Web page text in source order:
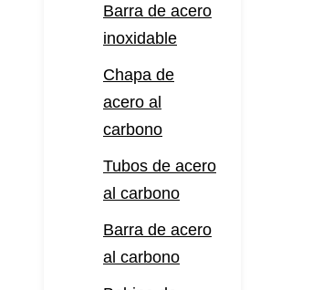
Barra de acero
inoxidable
Chapa de
acero al
carbono
Tubos de acero
al carbono
Barra de acero
al carbono